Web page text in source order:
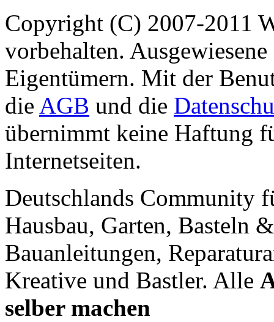
Copyright (C) 2007-2011
vorbehalten.
Eigentümern. Mit der
die AGB und die
übernimmt keine Haftung
Internetseiten.
Deutschlands Community
Hausbau, Garten, Basteln
Bauanleitungen,
Kreative und Bastler. Alle
selber machen